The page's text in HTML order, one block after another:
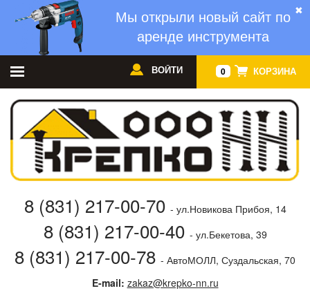
✖
Мы открыли новый сайт по
аренде инструмента
0 КОРЗИНА
ВОЙТИ
8 (831) 217-00-70 - ул.Новикова Прибоя, 14
8 (831) 217-00-40 - ул.Бекетова, 39
8 (831) 217-00-78 - АвтоМОЛЛ, Суздальская, 70
E-mail: zakaz@krepko-nn.ru